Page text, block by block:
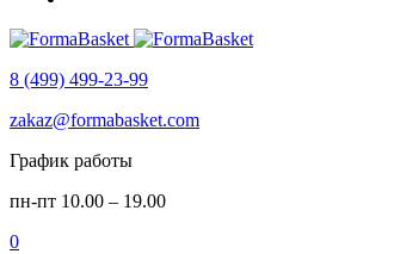
8 (499) 499-23-99
zakaz@formabasket.com
График работы
пн-пт 10.00 – 19.00
0